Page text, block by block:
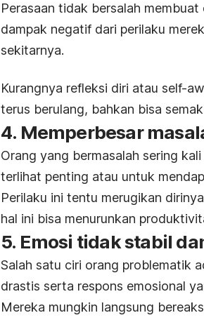
Perasaan tidak bersalah
dampak negatif dari perilaku
sekitarnya.
Kurangnya refleksi diri atau self-
terus berulang, bahkan bisa
4. Memperbesar
Orang yang bermasalah sering
terlihat penting atau untuk
Perilaku ini tentu merugikan
hal ini bisa menurunkan
5. Emosi tidak stabil
Salah satu ciri orang problematik
drastis serta respons emosional
Mereka mungkin langsung